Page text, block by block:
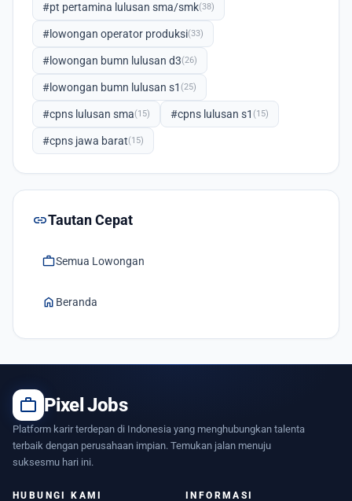
#pt pertamina lulusan sma/smk(38)
#lowongan operator produksi(33)
#lowongan bumn lulusan d3(26)
#lowongan bumn lulusan s1 (25)
#cpns lulusan sma(15) #cpns lulusan s1 (15)
#cpns jawa barat(15)
linkTautan Cepat
workSemua Lowongan
home Beranda
work Pixel Jobs
Platform karir terdepan di Indonesia yang menghubungkan talenta
terbaik dengan perusahaan impian. Temukan jalan menuju
suksesmu hari ini.
HUBUNGI KAMI INFORMASI